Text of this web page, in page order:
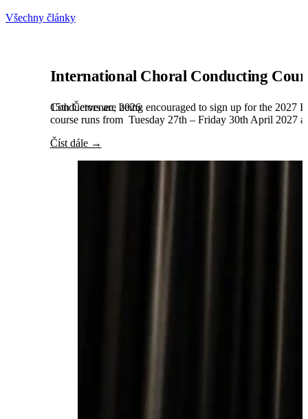
Všechny články
International Choral Conducting
15th Červenec, 2026
Conductors are being encouraged to sign up for the 2027
course runs from Tuesday 27th – Friday 30th April 2027
Číst dále →